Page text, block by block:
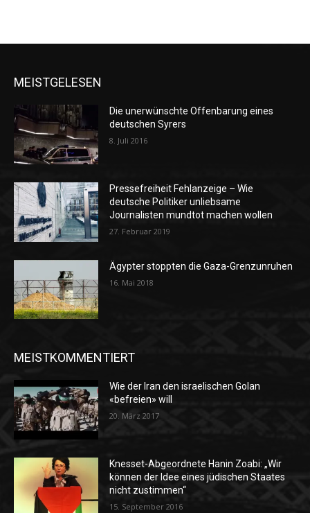
MEISTGELESEN
Die unerwünschte Offenbarung eines
deutschen Syrers
8. Juli 2016
Pressefreiheit Fehlanzeige – Wie
deutsche Politiker unliebsame
Journalisten mundtot machen wollen
27. Februar 2019
Ägypter stoppten die Gaza-Grenzunruhen
16. Mai 2018
MEISTKOMMENTIERT
Wie der Iran den israelischen Golan
«befreien» will
20. März 2017
Knesset-Abgeordnete Hanin Zoabi: „Wir
können der Idee eines jüdischen Staates
nicht zustimmen“
15. September 2016